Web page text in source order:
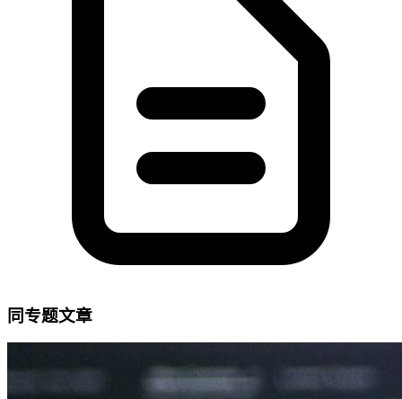
同专题文章